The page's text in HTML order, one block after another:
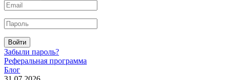
Войти
Забыли пароль?
Реферальная программа
Блог